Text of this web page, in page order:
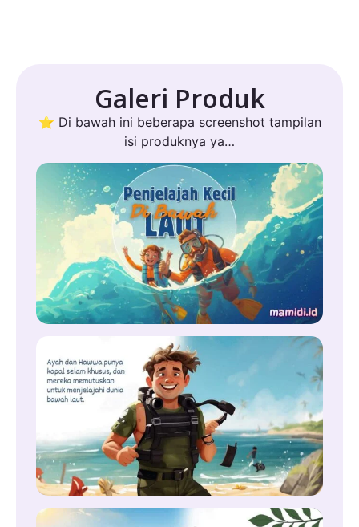
Galeri Produk
⭐ Di bawah ini beberapa screenshot tampilan
isi produknya ya…